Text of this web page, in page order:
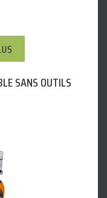
SANS OUTILS